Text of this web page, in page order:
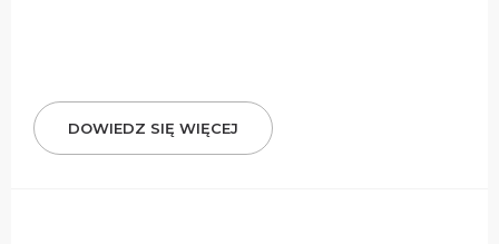
DOWIEDZ SIĘ WIĘCEJ